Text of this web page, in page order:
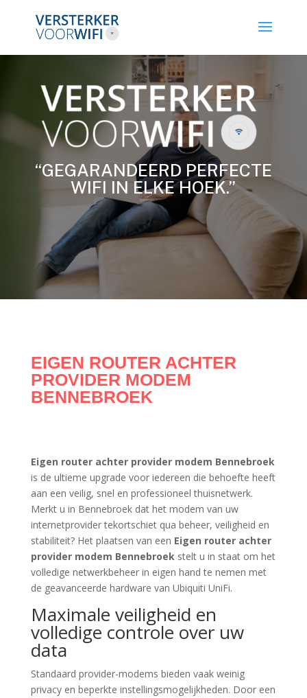
“GEGARANDEERD PERFECTE
WIFI IN ELKE HOEK.”
EIGEN ROUTER ACHTER
PROVIDER MODEM
BENNEBROEK
Eigen router achter provider modem Bennebroek
is de ultieme upgrade voor iedereen die behoefte heeft
aan een veilig, snel en professioneel thuisnetwerk.
Merkt u in Bennebroek dat het modem van uw
internetprovider tekortschiet qua beheer, veiligheid en
stabiliteit? Het plaatsen van een Eigen router achter
provider modem Bennebroekstelt u in staat om het
volledige netwerkbeheer in eigen hand te nemen met
de geavanceerde hardware van Ubiquiti UniFi.
Maximale veiligheid en
volledige controle over uw
data
Standaard provider-modems bieden vaak weinig
privacy en beperkte instellingsmogelijkheden. Door een